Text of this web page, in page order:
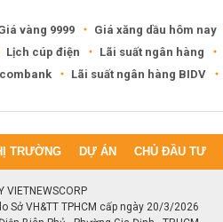
vàng 9999 Giá xăng dầu hôm nay
Lịch cúp điện Lãi suất ngân hàng
Lãi suất ngân hàng BIDV
TRƯỜNG DỰ ÁN CHỦ ĐẦU TƯ
VIETNEWSCORP
Sở VH&TT TPHCM cấp ngày 20/3/2026